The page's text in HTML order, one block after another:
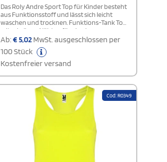
Das Roly Andre Sport Top für Kinder besteht
aus Funktionsstoff und lässt sich leicht
waschen und trocknen. Funktions-Tank Top
mit schrägen Nähten für eine bessere
Passform. Abnehmbares Etikett.
Ab:€5,02MwSt. ausgeschlossen per
100 Stück
Kostenfreier versand
Cod: R0349